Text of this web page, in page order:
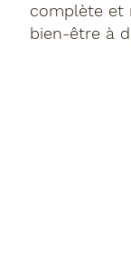
complète et
bien-être à